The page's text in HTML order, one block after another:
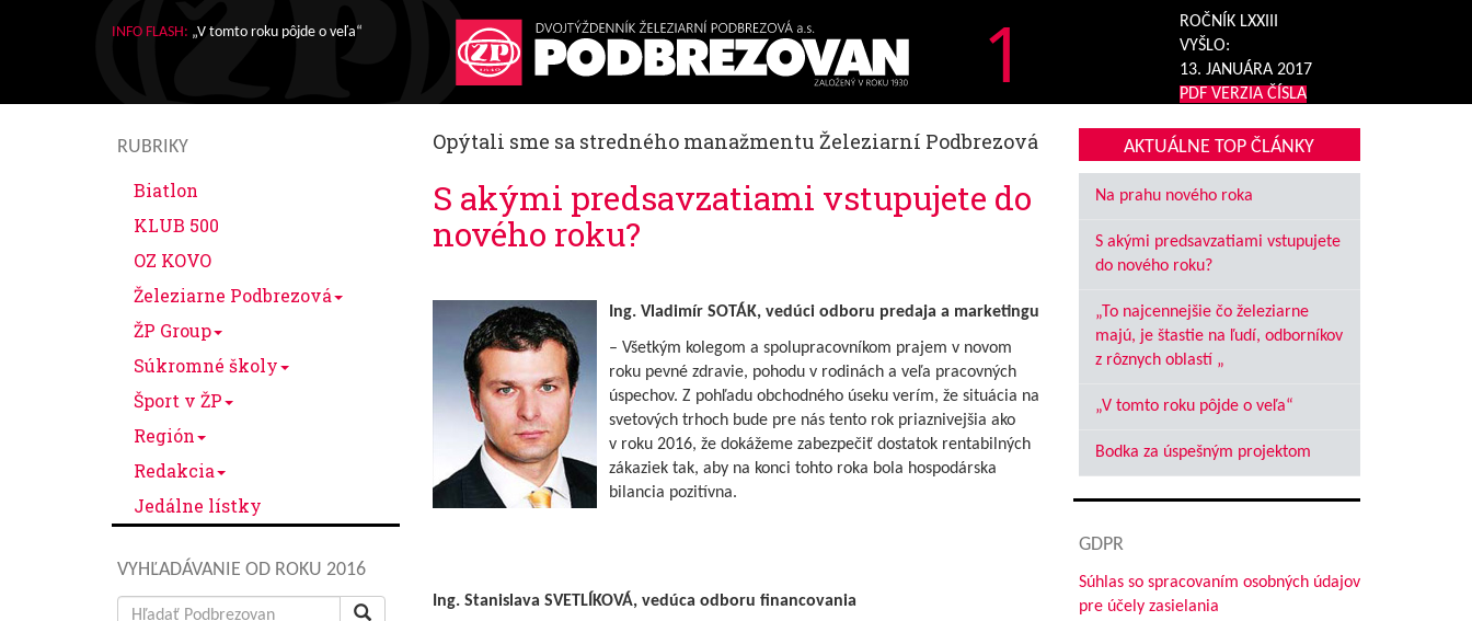
INFO FLASH: „V tomto roku pôjde o veľa“ 1
ROČNÍK LXXIII
VYŠLO:
13. JANUÁRA 2017
PDF VERZIA ČÍSLA
RUBRIKY
Biatlon
KLUB 500
OZ KOVO
Železiarne Podbrezová
ŽP Group
Súkromné školy
Šport v ŽP
Región
Redakcia
Jedálne lístky
VYHĽADÁVANIE OD ROKU 2016
Search
Opýtali sme sa stredného manažmentu Železiarní Podbrezová
S akými predsavzatiami vstupujete do
nového roku?
Ing. Vladimír SOTÁK, vedúci odboru predaja a marketingu
– Všetkým kolegom a spolupracovníkom prajem v novom
roku pevné zdravie, pohodu v rodinách a veľa pracovných
úspechov. Z pohľadu obchodného úseku verím, že situácia na
svetových trhoch bude pre nás tento rok priaznivejšia ako
v roku 2016, že dokážeme zabezpečiť dostatok rentabilných
zákaziek tak, aby na konci tohto roka bola hospodárska
bilancia pozitívna.
Ing. Stanislava SVETLÍKOVÁ, vedúca odboru financovania
AKTUÁLNE TOP ČLÁNKY
Na prahu nového roka
S akými predsavzatiami vstupujete
do nového roku?
„To najcennejšie čo železiarne
majú, je štastie na ľudí, odborníkov
z rôznych oblastí „
„V tomto roku pôjde o veľa“
Bodka za úspešným projektom
GDPR
Súhlas so spracovaním osobných údajov
pre účely zasielania